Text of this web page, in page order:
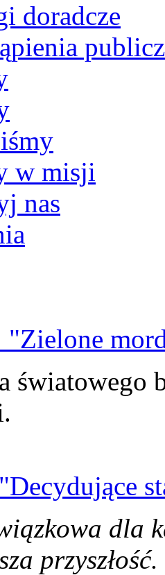
doradcze
w misji
nas
"Zielone
światowego
dla
przyszłość.